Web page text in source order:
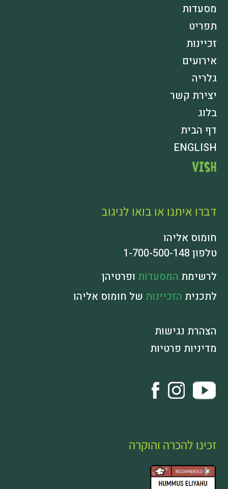
מסעדות
תפריט
זכיינות
אירועים
גלריה
יצירת קשר
בלוג
דף הבית
ENGLISH
VISH
דברו איתנו או בואו לניגוב
חומוס אליהו
טלפון 1-700-500-148
לרשימת המסעדות ופרטיהן
לתכנית הזכיינות של חומוס אליהו
הצהרת נגישות
מדיניות פרטיות
זכינו להכרה והוקרה